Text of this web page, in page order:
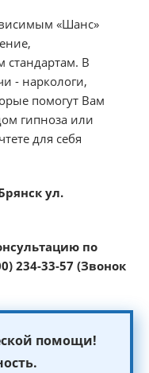
«Шанс»
стандартам. В
- наркологи,
помогут Вам
гипноза или
для себя
ул.
по
234-33-57 (Звонок
помощи!
.